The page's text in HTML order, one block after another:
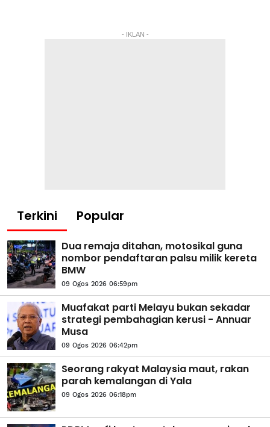
- IKLAN -
Terkini Popular
Dua remaja ditahan, motosikal guna
nombor pendaftaran palsu milik kereta
BMW
09 Ogos 2026 06:59pm
Muafakat parti Melayu bukan sekadar
strategi pembahagian kerusi - Annuar
Musa
09 Ogos 2026 06:42pm
Seorang rakyat Malaysia maut, rakan
parah kemalangan di Yala
09 Ogos 2026 06:18pm